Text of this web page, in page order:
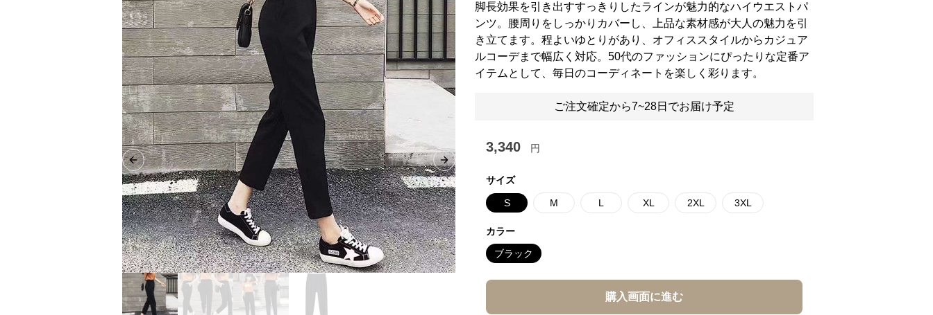
Previous slide Next slide
脚長効果を引き出すすっきりしたラインが魅力的なハイウエストパ
ンツ。腰周りをしっかりカバーし、上品な素材感が大人の魅力を引
き立てます。程よいゆとりがあり、オフィススタイルからカジュア
ルコーデまで幅広く対応。50代のファッションにぴったりな定番ア
イテムとして、毎日のコーディネートを楽しく彩ります。
ご注文確定から7~28日でお届け予定
3,340 円
サイズ
S M L XL 2XL 3XL
カラー
ブラック
購入画面に進む